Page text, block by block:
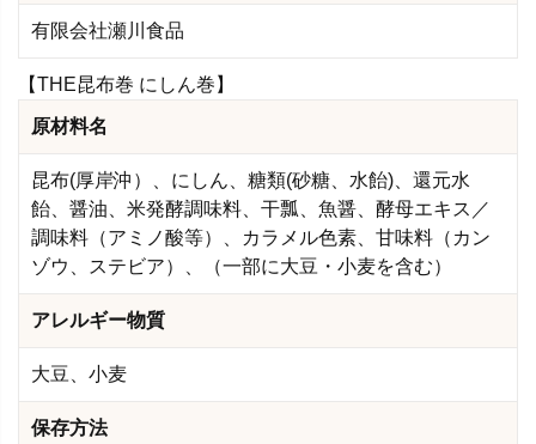
有限会社瀬川食品
【THE昆布巻 にしん巻】
原材料名
昆布(厚岸沖）、にしん、糖類(砂糖、水飴)、還元水
飴、醤油、米発酵調味料、干瓢、魚醤、酵母エキス／
調味料（アミノ酸等）、カラメル色素、甘味料（カン
ゾウ、ステビア）、（一部に大豆・小麦を含む）
アレルギー物質
大豆、小麦
保存方法